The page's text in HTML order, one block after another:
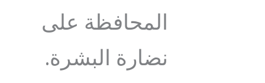
المحافظة على
نضارة البشرة.